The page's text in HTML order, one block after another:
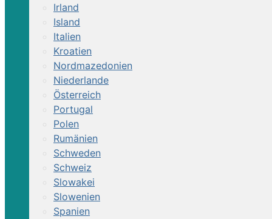
Irland
Island
Italien
Kroatien
Nordmazedonien
Niederlande
Österreich
Portugal
Polen
Rumänien
Schweden
Schweiz
Slowakei
Slowenien
Spanien